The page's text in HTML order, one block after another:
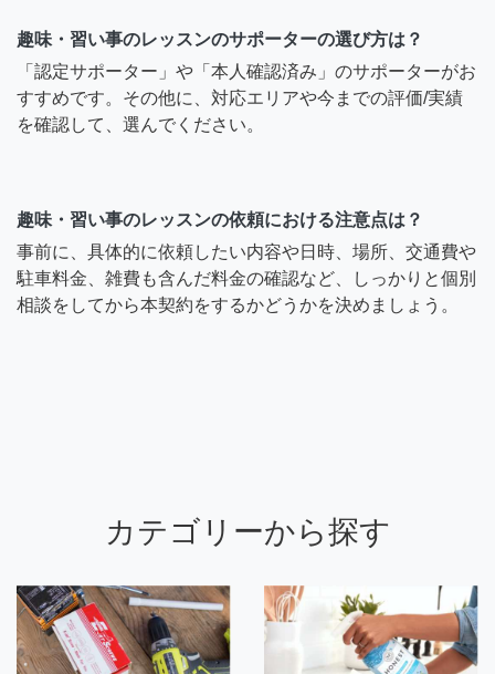
趣味・習い事のレッスンのサポーターの選び方は？
「認定サポーター」や「本人確認済み」のサポーターがお
すすめです。その他に、対応エリアや今までの評価/実績
を確認して、選んでください。
趣味・習い事のレッスンの依頼における注意点は？
事前に、具体的に依頼したい内容や日時、場所、交通費や
駐車料金、雑費も含んだ料金の確認など、しっかりと個別
相談をしてから本契約をするかどうかを決めましょう。
カテゴリーから探す